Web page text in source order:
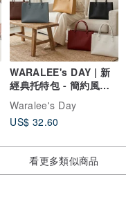
WARALEE's DAY | 新
經典托特包 - 簡約風格
Waralee's Day
US$ 32.60
看更多類似商品